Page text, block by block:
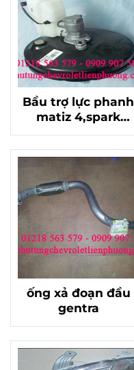
Bầu trợ lực phanh
matiz 4,spark
m300
ống xả đoạn đầu
gentra